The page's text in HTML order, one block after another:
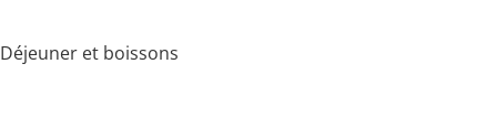
Déjeuner et boissons